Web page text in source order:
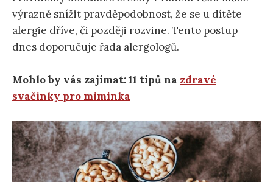
výrazně snížit pravděpodobnost, že se u dítěte
alergie dříve, či později rozvine. Tento postup
dnes doporučuje řada alergologů.
Mohlo by vás zajímat: 11 tipů na zdravé
svačinky pro miminka